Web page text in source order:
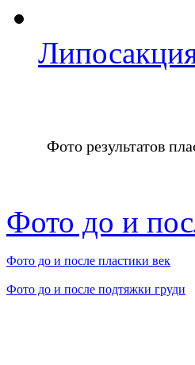
Фото результатов
Фото до и
Фото до и после пластики век
Фото до и после подтяжки груди